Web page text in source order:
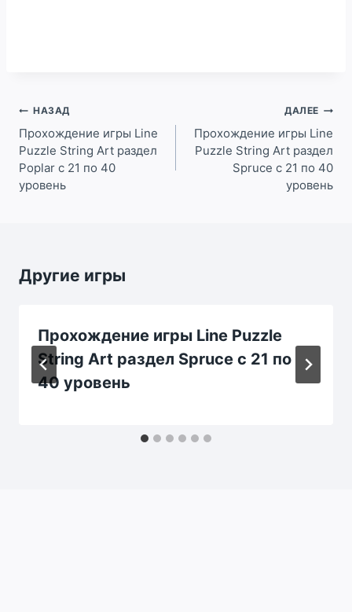
Навигация
по
записям
НАЗАД
Прохождение игры Line
Puzzle String Art раздел
Poplar c 21 по 40
уровень
ДАЛЕЕ
Прохождение игры Line
Puzzle String Art раздел
Spruce c 21 по 40
уровень
Другие игры
Прохождение игры Line Puzzle
String Art раздел Spruce c 21 по
40 уровень